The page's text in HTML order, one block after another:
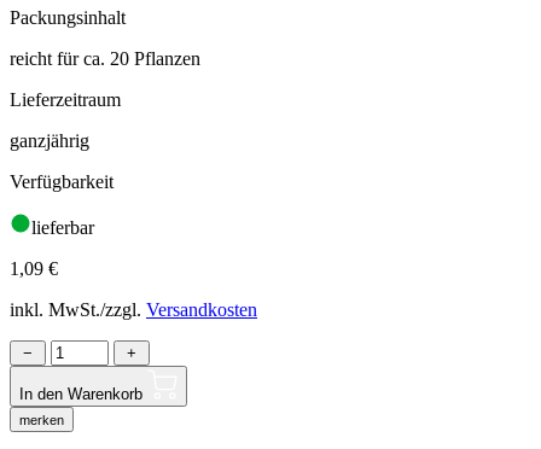
Packungsinhalt
reicht für ca. 20 Pflanzen
Lieferzeitraum
ganzjährig
Verfügbarkeit
lieferbar
1,09 €
inkl. MwSt./zzgl. Versandkosten
− +
In den Warenkorb
merken